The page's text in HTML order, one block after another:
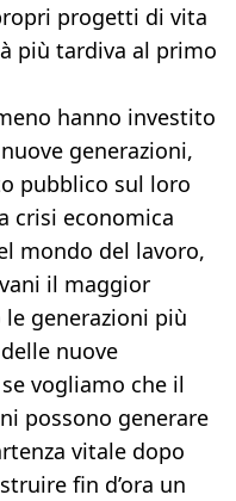
progetti di vita
più tardiva al primo
hanno investito
generazioni,
pubblico sul loro
crisi economica
mondo del lavoro,
il maggior
generazioni più
nuove
vogliamo che il
possono generare
vitale dopo
fin d’ora un